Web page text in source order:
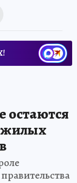
остаются
жилых